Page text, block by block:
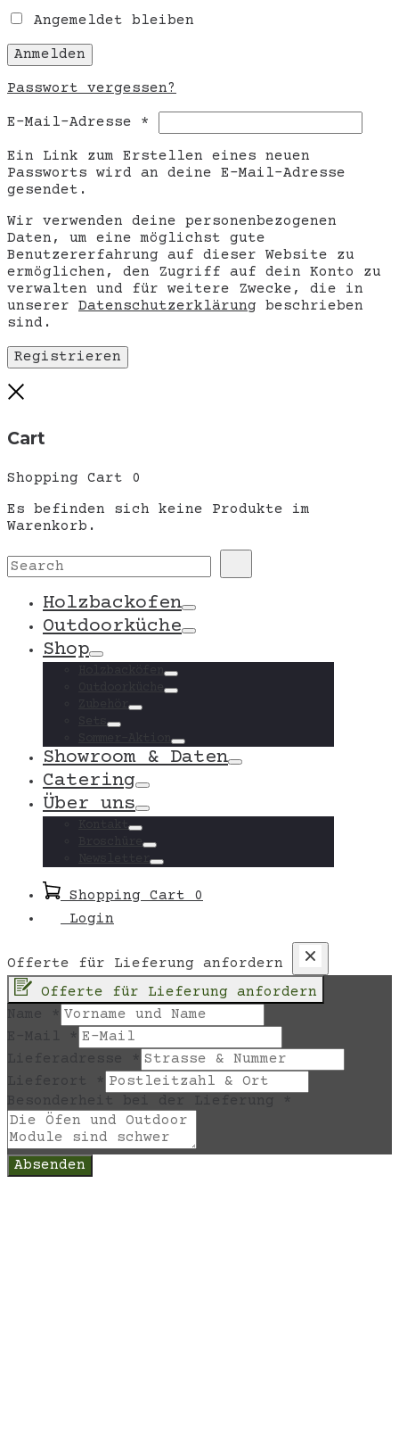
Angemeldet bleiben
Anmelden
Passwort vergessen?
E-Mail-Adresse *
Ein Link zum Erstellen eines neuen
Passworts wird an deine E-Mail-Adresse
gesendet.
Wir verwenden deine personenbezogenen
Daten, um eine möglichst gute
Benutzererfahrung auf dieser Website zu
ermöglichen, den Zugriff auf dein Konto zu
verwalten und für weitere Zwecke, die in
unserer Datenschutzerklärung beschrieben
sind.
Registrieren
Cart
Shopping Cart 0
Es befinden sich keine Produkte im
Warenkorb.
Search
for:
Holzbackofen Toggle
Outdoorküche Toggle
Shop Toggle
Toggle
Toggle
Toggle
Toggle
Toggle
Showroom & Daten Toggle
Catering Toggle
Über uns Toggle
Toggle
Toggle
Toggle
Shopping Cart
0
Login
Offerte für Lieferung anfordern
Offerte für Lieferung anfordern
Name
E-Mail
Lieferadresse
Lieferort
Besonderheit bei der Lieferung
Absenden